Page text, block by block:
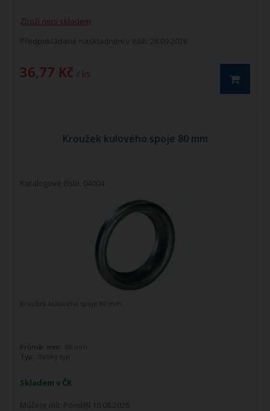
Zboží není skladem
Předpokládané naskladnění v Itálii: 28.09.2026
36,77 Kč / ks
Kroužek kulového spoje 80 mm
Katalogové číslo: 04004
Skladem v ČR
Můžete mít: Pondělí 10.08.2026
Kroužek kulového spoje 80 mm
Průměr mm:
80 mm
Typ: Italský typ